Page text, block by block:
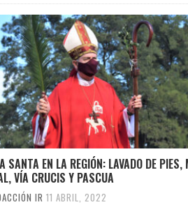
SANTA EN LA REGIÓN: LAVADO DE PIES,
VÍA CRUCIS Y PASCUA
IR 11 ABRIL, 2022